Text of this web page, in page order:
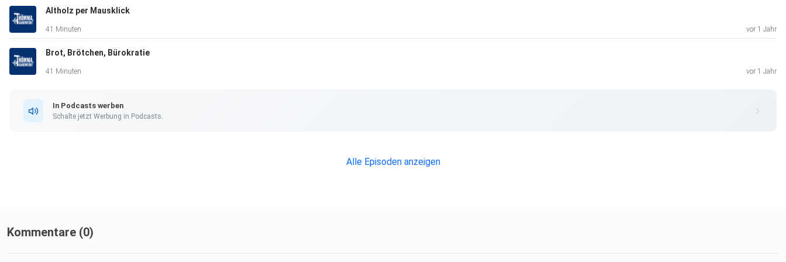
Altholz per Mausklick
41 Minuten vor 1 Jahr
Brot, Brötchen, Bürokratie
41 Minuten vor 1 Jahr
In Podcasts werben
Schalte jetzt Werbung in Podcasts.
Alle Episoden anzeigen
Kommentare (0)